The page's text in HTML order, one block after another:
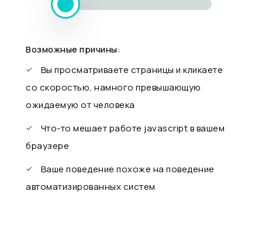
Возможные причины:
Вы просматриваете страницы и кликаете
со скоростью, намного превышающую
ожидаемую от человека
Что-то мешает работе javascript в вашем
браузере
Ваше поведение похоже на поведение
автоматизированных систем